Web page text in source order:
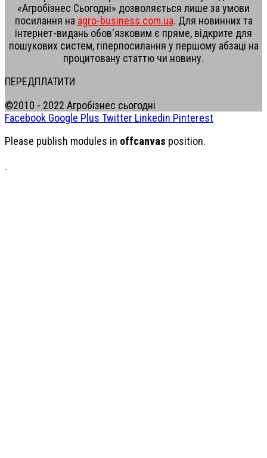
«Агробізнес Сьогодні» дозволяється лише за умови
посилання на agro-business.com.ua. Для новинних та
інтернет-видань обов'язковим є пряме, відкрите для
пошукових систем, гіперпосилання у першому абзаці на
процитовану статтю чи новину.
ПЕРЕДПЛАТИТИ
©2010 - 2022 Агробізнес сьогодні
Facebook Google Plus Twitter Linkedin Pinterest
Please publish modules in offcanvas position.